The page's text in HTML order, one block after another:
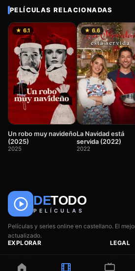
PELÍCULAS RELACIONADAS
★ 6.1
Un robo muy navideño
(2025)
2025
★ 6.6
La Navidad está
servida (2022)
2022
DETODO
PELÍCULAS
Películas y series online en castellano. El
actualizado.
EXPLORAR
LEGAL
🎬
Películas